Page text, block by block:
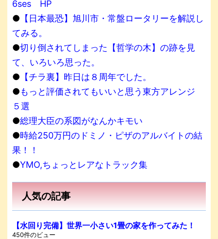
6ses HP
● 【日本最恐】旭川市・常盤ロータリーを解説し
てみる。
●切り倒されてしまった【哲学の木】の跡を見
て、いろいろ思った。
● 【チラ裏】昨日は８周年でした。
●もっと評価されてもいいと思う東方アレンジ
５選
●総理大臣の系図がなんかキモい
●時給250万円のドミノ・ピザのアルバイトの結
果！！
●YMO,ちょっとレアなトラック集
人気の記事
【水回り完備】世界一小さい1畳の家を作ってみた！
450件のビュー